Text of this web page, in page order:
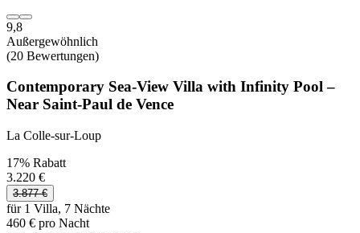
9,8
Außergewöhnlich
(20 Bewertungen)
Contemporary Sea-View Villa with Infinity Pool –
Near Saint-Paul de Vence
La Colle-sur-Loup
17% Rabatt
3.220 €
3.877 €
für 1 Villa, 7 Nächte
460 € pro Nacht